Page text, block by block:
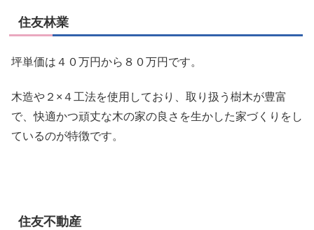
住友林業
坪単価は４０万円から８０万円です。
木造や２×４工法を使用しており、取り扱う樹木が豊富
で、快適かつ頑丈な木の家の良さを生かした家づくりをし
ているのが特徴です。
住友不動産